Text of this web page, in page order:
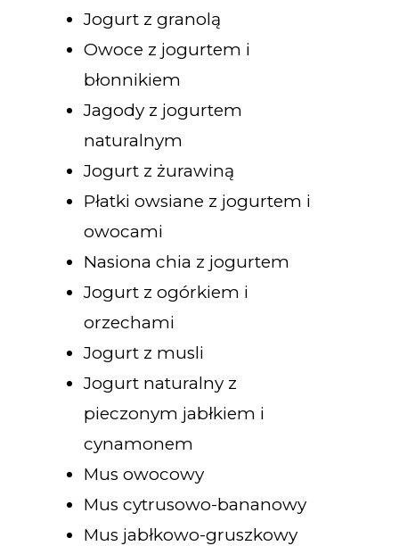
Jogurt z granolą
Owoce z jogurtem i
błonnikiem
Jagody z jogurtem
naturalnym
Jogurt z żurawiną
Płatki owsiane z jogurtem i
owocami
Nasiona chia z jogurtem
Jogurt z ogórkiem i
orzechami
Jogurt z musli
Jogurt naturalny z
pieczonym jabłkiem i
cynamonem
Mus owocowy
Mus cytrusowo-bananowy
Mus jabłkowo-gruszkowy